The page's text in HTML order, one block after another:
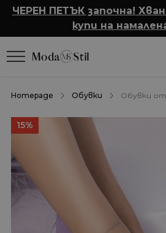
ЧЕРЕН ПЕТЪК започна!
купи на
Homepage Обувки Обувки от
15%